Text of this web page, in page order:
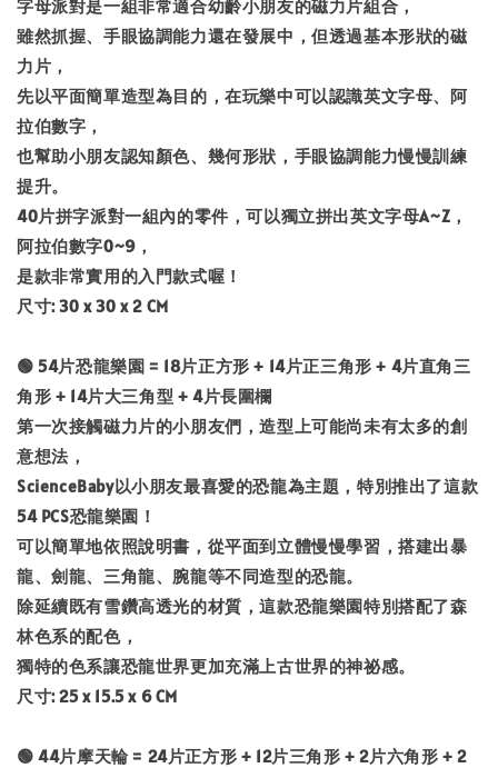
字母派對是一組非常適合幼齡小朋友的磁力片組合，
雖然抓握、手眼協調能力還在發展中，但透過基本形狀的磁
力片，
先以平面簡單造型為目的，在玩樂中可以認識英文字母、阿
拉伯數字，
也幫助小朋友認知顏色、幾何形狀，手眼協調能力慢慢訓練
提升。
40片拼字派對一組內的零件，可以獨立拼出英文字母A~Z，
阿拉伯數字0~9，
是款非常實用的入門款式喔！
尺寸: 30 x 30 x 2 CM
🟢 54片恐龍樂園 = 18片正方形 + 14片正三角形 + 4片直角三
角形 + 14片大三角型 + 4片長圍欄
第一次接觸磁力片的小朋友們，造型上可能尚未有太多的創
意想法，
ScienceBaby以小朋友最喜愛的恐龍為主題，特別推出了這款
54 PCS恐龍樂園！
可以簡單地依照說明書，從平面到立體慢慢學習，搭建出暴
龍、劍龍、三角龍、腕龍等不同造型的恐龍。
除延續既有雪鑽高透光的材質，這款恐龍樂園特別搭配了森
林色系的配色，
獨特的色系讓恐龍世界更加充滿上古世界的神祕感。
尺寸: 25 x 15.5 x 6 CM
🟢 44片摩天輪 = 24片正方形 + 12片三角形 + 2片六角形 + 2